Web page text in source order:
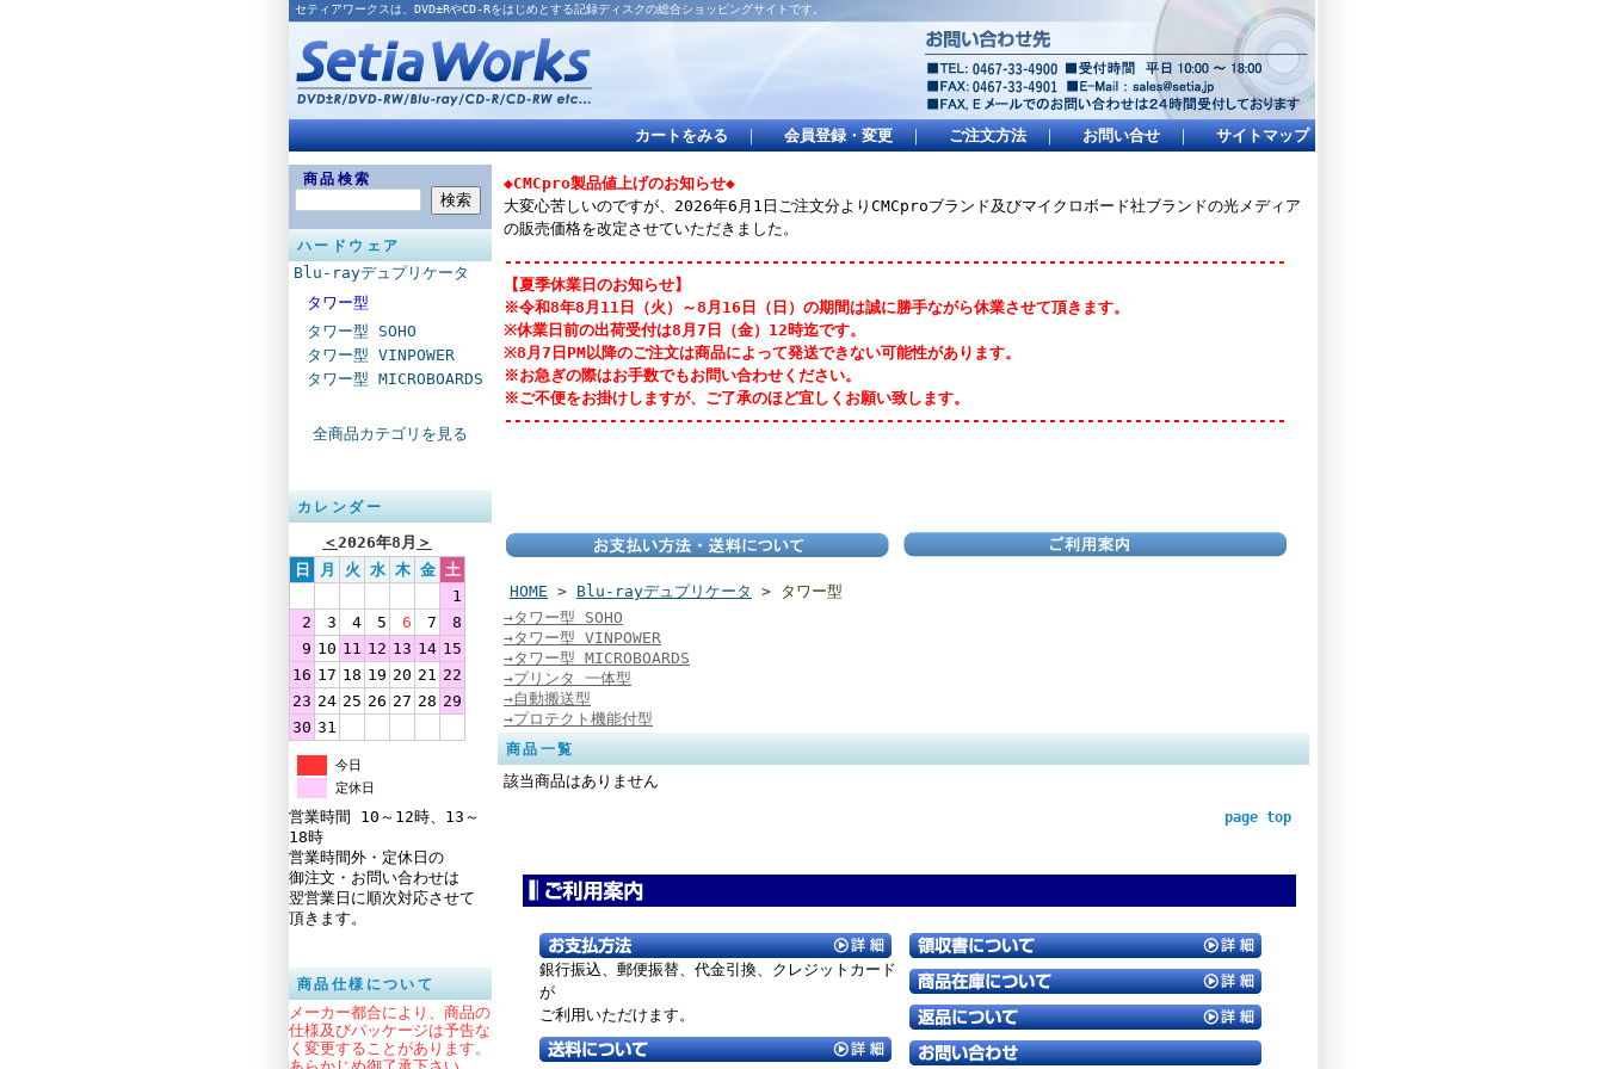
セティアワークスは、DVD±RやCD-Rをはじめとする記録ディスクの総合ショッピングサイトです。
カートをみる ｜ 会員登録・変更 ｜ ご注文方法 ｜ お問い合せ ｜ サイトマップ
商品検索
ハードウェア
Blu-rayデュプリケータ
タワー型
タワー型 SOHO
タワー型 VINPOWER
タワー型 MICROBOARDS
全商品カテゴリを見る
カレンダー
＜2026年8月 ＞
日
月 火 水 木 金 土
1
2
3 4 5 6 7
8
9 10 11 12 13 14 15
16 17 18 19 20 21 22
23 24 25 26 27 28 29
30 31
今日
定休日
営業時間 10～12時、13～
18時
営業時間外・定休日の
御注文・お問い合わせは
翌営業日に順次対応させて
頂きます。
商品仕様について
メーカー都合により、商品の
仕様及びパッケージは予告な
く変更することがあります。
◆CMCpro製品値上げのお知らせ◆
大変心苦しいのですが、2026年6月1日ご注文分よりCMCproブランド及びマイクロボード社ブランドの光メディア
の販売価格を改定させていただきました。
----------------------------------------------------------------------------------
【夏季休業日のお知らせ】
※令和8年8月11日（火）～8月16日（日）の期間は誠に勝手ながら休業させて頂きます。
※休業日前の出荷受付は8月7日（金）12時迄です。
※8月7日PM以降のご注文は商品によって発送できない可能性があります。
※お急ぎの際はお手数でもお問い合わせください。
※ご不便をお掛けしますが、ご了承のほど宜しくお願い致します。
----------------------------------------------------------------------------------
HOME > Blu-rayデュプリケータ
> タワー型
→タワー型 SOHO
→タワー型 VINPOWER
→タワー型 MICROBOARDS
→プリンタ 一体型
→自動搬送型
→プロテクト機能付型
商品一覧
該当商品はありません
page top
銀行振込、郵便振替、 代金引換、クレジットカード
が
ご利用いただけます。